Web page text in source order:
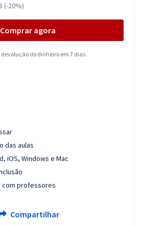
(-20%)
Comprar agora
do dinheiro em 7 dias.
das aulas
iOS, Windows e Mac
com professores
Compartilhar